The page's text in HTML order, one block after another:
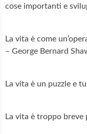
cose importanti e
La vita è come
– George Bernard
La vita è un puzzle e
La vita è troppo breve